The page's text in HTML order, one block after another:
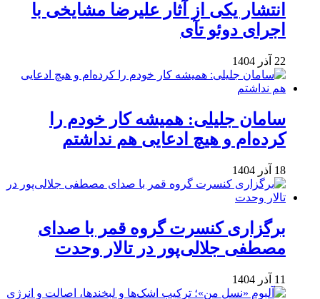
انتشار یکی از آثار علیرضا مشایخی با
اجرای دوئو تآی
22 آذر 1404
سامان جلیلی: همیشه کار خودم را
کرده‌ام و هیچ ادعایی هم نداشتم
18 آذر 1404
برگزاری کنسرت گروه قمر با صدای
مصطفی جلالی‌پور در تالار وحدت
11 آذر 1404